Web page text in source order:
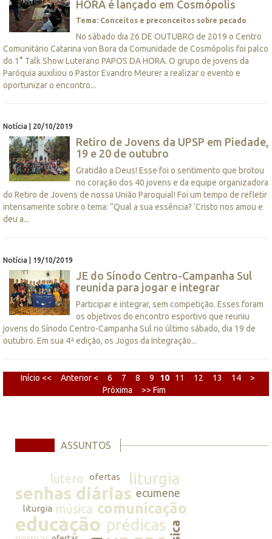
HORA é lançado em Cosmópolis
Tema: Conceitos e preconceitos sobre pecado
No sábado dia 26 DE OUTUBRO de 2019 o Centro
Comunitário Catarina von Bora da Comunidade de Cosmópolis foi palco
do 1° Talk Show Luterano PAPOS DA HORA. O grupo de jovens da
Paróquia auxiliou o Pastor Evandro Meurer a realizar o evento e
oportunizar o encontro...
Notícia | 20/10/2019
Retiro de Jovens da UPSP em Piedade,
19 e 20 de outubro
Gratidão a Deus! Esse foi o sentimento que brotou
no coração dos 40 jovens e da equipe organizadora
do Retiro de Jovens de nossa União Paroquial! Foi um tempo de refletir
intensamente sobre o tema: “Qual a sua essência? ‘Cristo nos amou e
deu a...
Notícia | 19/10/2019
JE do Sínodo Centro-Campanha Sul
reunida para jogar e integrar
Participar e integrar, sem competição. Esses foram
os objetivos do encontro esportivo que reuniu
jovens do Sínodo Centro-Campanha Sul no último sábado, dia 19 de
outubro. Em sua 4ª edição, os Jogos da Integração...
Início << Anterior < 6 7 8 9 10 11 12 13 14
>
Próxima
>> Fim
ASSUNTOS
lutero ofertas liturgia
senhas diárias ecumene
liturgia música comunicação
educação prédicas